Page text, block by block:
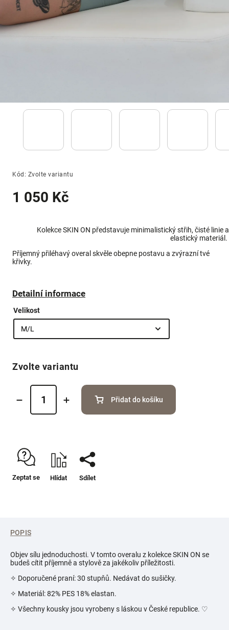
Kód: Zvolte variantu
1 050 Kč
Kolekce SKIN ON představuje minimalistický střih, čisté linie a
elastický materiál.
Příjemný přiléhavý overal skvěle obepne postavu a zvýrazní tvé
křivky.
Detailní informace
Velikost
Zvolte variantu
Přidat do košíku
Zeptat se Hlídat Sdílet
POPIS
Objev sílu jednoduchosti. V tomto overalu z kolekce SKIN ON se
budeš cítit příjemně a stylově za jakékoliv příležitosti.
✧ Doporučené praní: 30 stupňů. Nedávat do sušičky.
✧ Materiál: 82% PES 18% elastan.
✧ Všechny kousky jsou vyrobeny s láskou v České republice. ♡